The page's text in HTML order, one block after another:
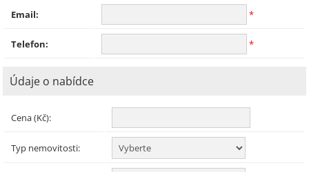
Email: *
Telefon: *
Údaje o nabídce
Cena (Kč):
Typ nemovitosti: